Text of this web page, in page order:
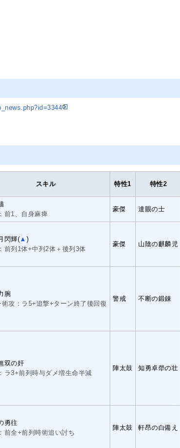
スキル 特性1 特性2
前1、自身麻痺
豪傑 達眼の士
閃輝(▲ )
前列1体+中列2体＋後列3体
豪傑 山陰の麒麟児
腕
術攻：ラ5+追撃+ターン終了後回復
警戒 不断の鍛錬
双の奸
ラ3+前列時与ダメ増生命半減
陣太鼓 知勇卓犖の壮
勇往
前全+前列時術追い討ち
陣太鼓 軒昂の白備え